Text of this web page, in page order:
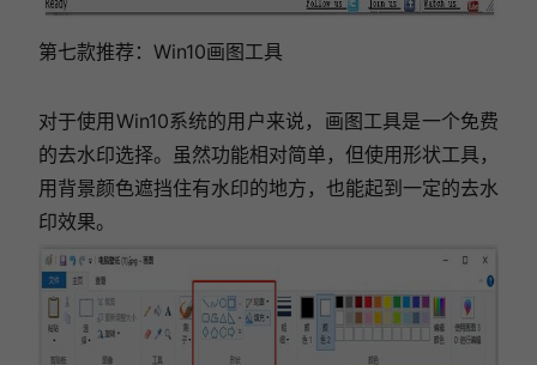
第七款推荐：Win10画图工具
对于使用Win10系统的用户来说，画图工具是一个免费
的去水印选择。虽然功能相对简单，但使用形状工具，
用背景颜色遮挡住有水印的地方，也能起到一定的去水
印效果。